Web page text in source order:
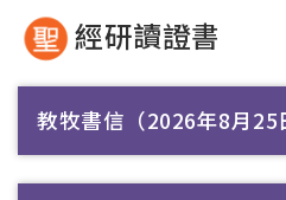
經研讀證書
教牧書信（2026年8月